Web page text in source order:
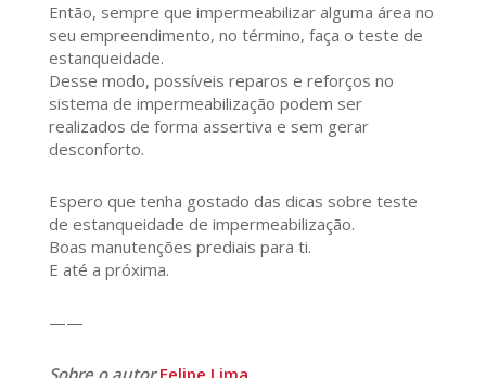
Então, sempre que impermeabilizar alguma área no
seu empreendimento, no término, faça o teste de
estanqueidade.
Desse modo, possíveis reparos e reforços no
sistema de impermeabilização podem ser
realizados de forma assertiva e sem gerar
desconforto.
Espero que tenha gostado das dicas sobre teste
de estanqueidade de impermeabilização.
Boas manutenções prediais para ti.
E até a próxima.
——